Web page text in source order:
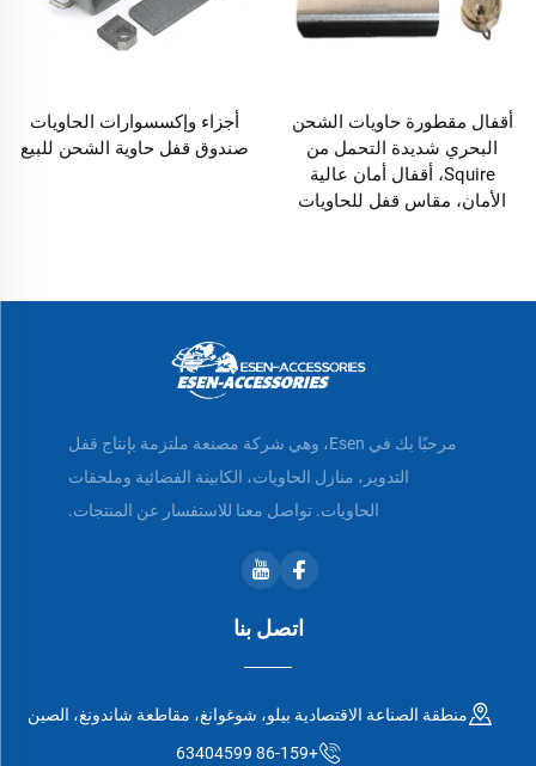
أقفال مقطورة حاويات الشحن
البحري شديدة التحمل من
Squire، أقفال أمان عالية
الأمان، مقاس قفل للحاويات
أجزاء وإكسسوارات الحاويات
صندوق قفل حاوية الشحن للبيع
مرحبًا بك في Esen، وهي شركة مصنعة ملتزمة بإنتاج قفل
التدوير، منازل الحاويات، الكابينة الفضائية وملحقات
الحاويات. تواصل معنا للاستفسار عن المنتجات.
اتصل بنا
منطقة الصناعة الاقتصادية بيلو، شوغوانغ، مقاطعة شاندونغ، الصين
+86-159 63404599